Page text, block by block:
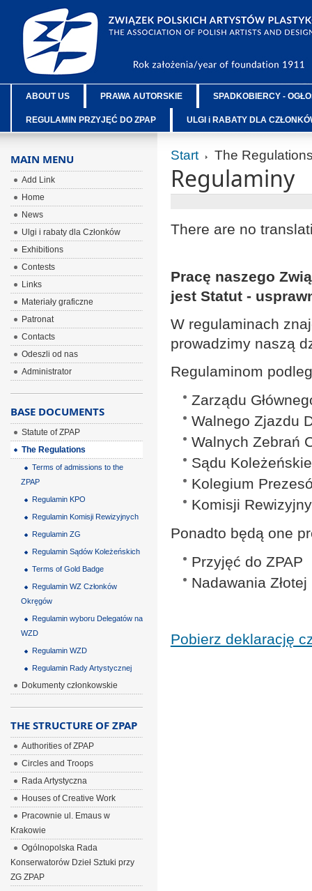
ABOUT US PRAWA AUTORSKIE SPADKOBIERCY -
REGULAMIN PRZYJĘĆ DO ZPAP ULGI i RABATY DLA
Start The
Regulaminy
There are no
Pracę naszego
jest Statut -
W regulaminach
prowadzimy naszą
Regulaminom
Zarządu
Walnego Zjazdu
Walnych Zebrań
Sądu
Kolegium
Komisji
Ponadto będą one
Przyjęć do ZPAP
Nadawania
Pobierz deklarację
MAIN MENU
Add Link
Home
News
Ulgi i rabaty dla Członków
Exhibitions
Contests
Links
Materiały graficzne
Patronat
Contacts
Odeszli od nas
Administrator
BASE DOCUMENTS
Statute of ZPAP
The Regulations
Terms of admissions to the
ZPAP
Regulamin KPO
Regulamin Komisji Rewizyjnych
Regulamin ZG
Regulamin Sądów Koleżeńskich
Terms of Gold Badge
Regulamin WZ Członków
Okręgów
Regulamin wyboru Delegatów na
WZD
Regulamin WZD
Regulamin Rady Artystycznej
Dokumenty członkowskie
THE STRUCTURE OF ZPAP
Authorities of ZPAP
Circles and Troops
Rada Artystyczna
Houses of Creative Work
Pracownie ul. Emaus w
Krakowie
Ogólnopolska Rada
Konserwatorów Dzieł Sztuki przy
ZG ZPAP